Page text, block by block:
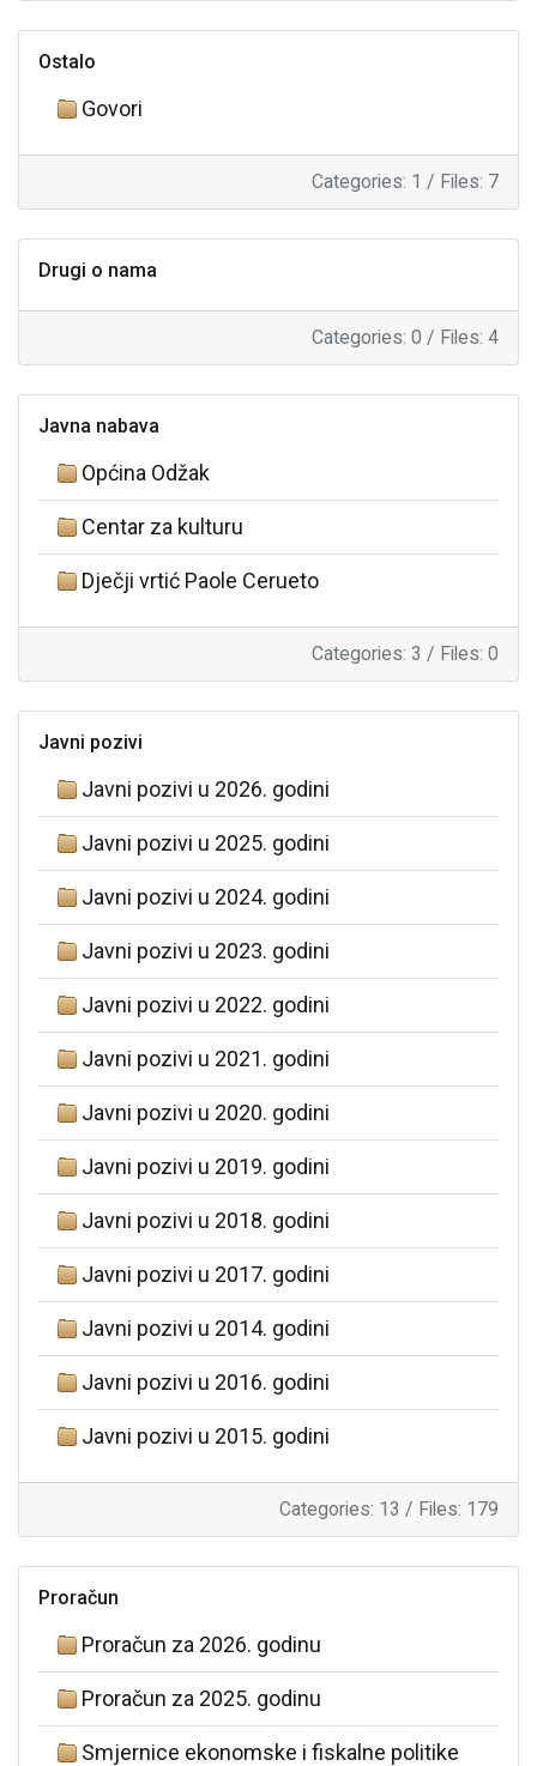
Ostalo
Govori
Categories: 1 / Files: 7
Drugi o nama
Categories: 0 / Files: 4
Javna nabava
Općina Odžak
Centar za kulturu
Dječji vrtić Paole Cerueto
Categories: 3 / Files: 0
Javni pozivi
Javni pozivi u 2026. godini
Javni pozivi u 2025. godini
Javni pozivi u 2024. godini
Javni pozivi u 2023. godini
Javni pozivi u 2022. godini
Javni pozivi u 2021. godini
Javni pozivi u 2020. godini
Javni pozivi u 2019. godini
Javni pozivi u 2018. godini
Javni pozivi u 2017. godini
Javni pozivi u 2014. godini
Javni pozivi u 2016. godini
Javni pozivi u 2015. godini
Categories: 13 / Files: 179
Proračun
Proračun za 2026. godinu
Proračun za 2025. godinu
Smjernice ekonomske i fiskalne politike